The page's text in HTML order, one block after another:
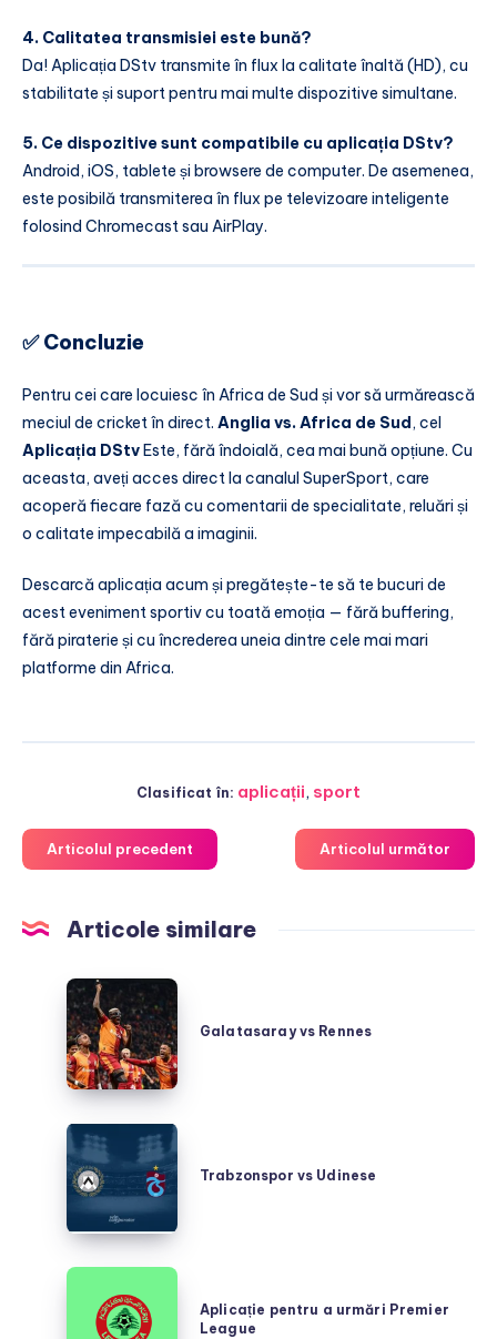
4. Calitatea transmisiei este bună?
Da! Aplicația DStv transmite în flux la calitate înaltă (HD), cu
stabilitate și suport pentru mai multe dispozitive simultane.
5. Ce dispozitive sunt compatibile cu aplicația DStv?
Android, iOS, tablete și browsere de computer. De asemenea,
este posibilă transmiterea în flux pe televizoare inteligente
folosind Chromecast sau AirPlay.
✅ Concluzie
Pentru cei care locuiesc în Africa de Sud și vor să urmărească
meciul de cricket în direct. Anglia vs. Africa de Sud, cel
Aplicația DStvEste, fără îndoială, cea mai bună opțiune. Cu
aceasta, aveți acces direct la canalul SuperSport, care
acoperă fiecare fază cu comentarii de specialitate, reluări și
o calitate impecabilă a imaginii.
Descarcă aplicația acum și pregătește-te să te bucuri de
acest eveniment sportiv cu toată emoția — fără buffering,
fără piraterie și cu încrederea uneia dintre cele mai mari
platforme din Africa.
Clasificat în: aplicații, sport
Articolul precedent Articolul următor
Articole similare
Galatasaray
vs
Rennes
Galatasaray vs Rennes
Trabzonspor
vs
Udinese
Trabzonspor vs Udinese
Aplicație
pentru
Aplicație pentru a urmări Premier
League